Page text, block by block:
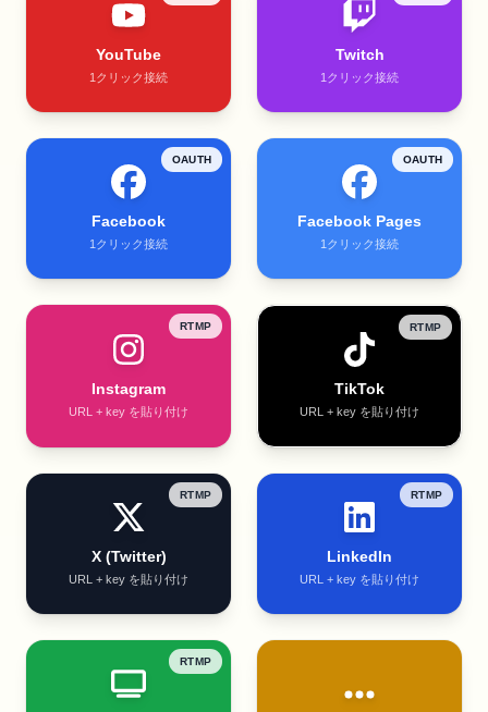
YouTube
1クリック接続
Twitch
1クリック接続
OAUTH
Facebook
1クリック接続
OAUTH
Facebook Pages
1クリック接続
RTMP
Instagram
URL + key を貼り付け
RTMP
TikTok
URL + key を貼り付け
RTMP
X (Twitter)
URL + key を貼り付け
RTMP
LinkedIn
URL + key を貼り付け
RTMP